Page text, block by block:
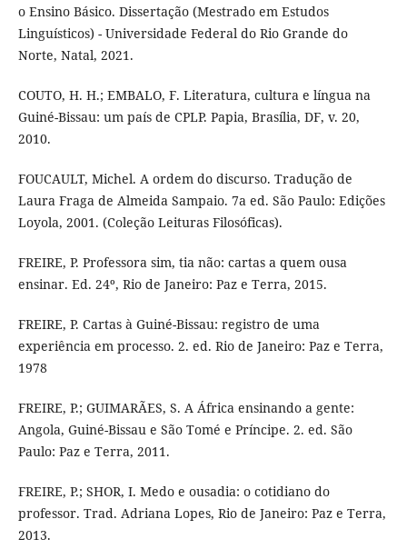
o Ensino Básico. Dissertação (Mestrado em Estudos
Linguísticos) - Universidade Federal do Rio Grande do
Norte, Natal, 2021.
COUTO, H. H.; EMBALO, F. Literatura, cultura e língua na
Guiné-Bissau: um país de CPLP. Papia, Brasília, DF, v. 20,
2010.
FOUCAULT, Michel. A ordem do discurso. Tradução de
Laura Fraga de Almeida Sampaio. 7a ed. São Paulo: Edições
Loyola, 2001. (Coleção Leituras Filosóficas).
FREIRE, P. Professora sim, tia não: cartas a quem ousa
ensinar. Ed. 24º, Rio de Janeiro: Paz e Terra, 2015.
FREIRE, P. Cartas à Guiné-Bissau: registro de uma
experiência em processo. 2. ed. Rio de Janeiro: Paz e Terra,
1978
FREIRE, P.; GUIMARÃES, S. A África ensinando a gente:
Angola, Guiné-Bissau e São Tomé e Príncipe. 2. ed. São
Paulo: Paz e Terra, 2011.
FREIRE, P.; SHOR, I. Medo e ousadia: o cotidiano do
professor. Trad. Adriana Lopes, Rio de Janeiro: Paz e Terra,
2013.